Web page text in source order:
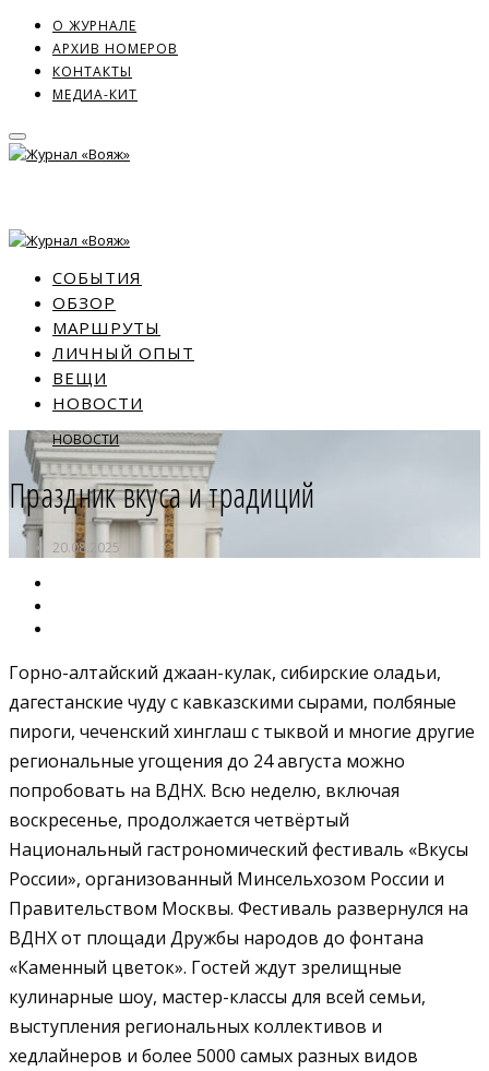
О ЖУРНАЛЕ
АРХИВ НОМЕРОВ
КОНТАКТЫ
МЕДИА-КИТ
СОБЫТИЯ
ОБЗОР
МАРШРУТЫ
ЛИЧНЫЙ ОПЫТ
ВЕЩИ
НОВОСТИ
НОВОСТИ
Праздник вкуса и традиций
20.08.2025
Горно-алтайский джаан-кулак, сибирские оладьи,
дагестанские чуду с кавказскими сырами, полбяные
пироги, чеченский хинглаш с тыквой и многие другие
региональные угощения до 24 августа можно
попробовать на ВДНХ. Всю неделю, включая
воскресенье, продолжается четвёртый
Национальный гастрономический фестиваль «Вкусы
России», организованный Минсельхозом России и
Правительством Москвы. Фестиваль развернулся на
ВДНХ от площади Дружбы народов до фонтана
«Каменный цветок». Гостей ждут зрелищные
кулинарные шоу, мастер-классы для всей семьи,
выступления региональных коллективов и
хедлайнеров и более 5000 самых разных видов